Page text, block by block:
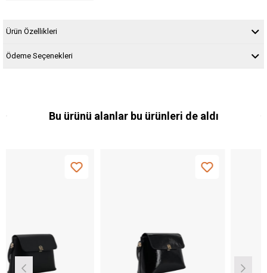
Ürün Özellikleri
Ödeme Seçenekleri
Bu ürünü alanlar bu ürünleri de aldı